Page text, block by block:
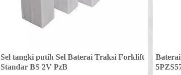
Sel tangki putih Sel Baterai Traksi Forklift
Standar BS 2V PzB